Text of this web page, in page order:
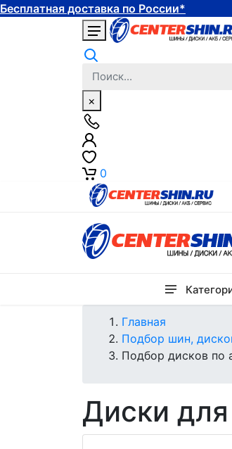
Бесплатная доставка по России*
×
0
Главная
Подбор шин,
Подбор дисков по
Диски